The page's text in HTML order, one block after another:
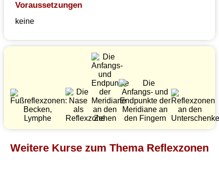
Voraussetzungen
keine
Weitere Kurse zum Thema Reflexzonen